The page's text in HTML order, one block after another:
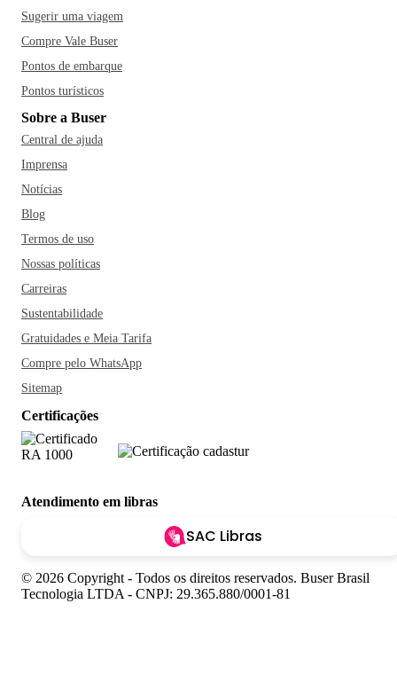
Sugerir uma viagem
Compre Vale Buser
Pontos de embarque
Pontos turísticos
Sobre a Buser
Central de ajuda
Imprensa
Notícias
Blog
Termos de uso
Nossas políticas
Carreiras
Sustentabilidade
Gratuidades e Meia Tarifa
Compre pelo WhatsApp
Sitemap
Certificações
Atendimento em libras
SAC Libras
© 2026 Copyright - Todos os direitos reservados. Buser Brasil
Tecnologia LTDA - CNPJ: 29.365.880/0001-81